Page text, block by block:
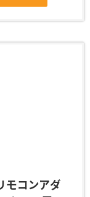
モコンアダ